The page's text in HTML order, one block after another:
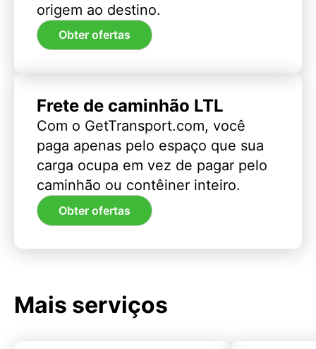
origem ao destino.
Obter ofertas
Frete de caminhão LTL
Com o GetTransport.com, você
paga apenas pelo espaço que sua
carga ocupa em vez de pagar pelo
caminhão ou contêiner inteiro.
Obter ofertas
Mais serviços